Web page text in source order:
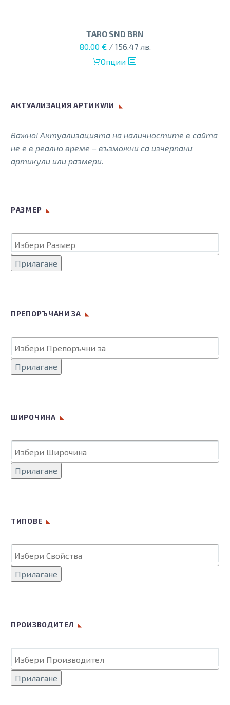
TARO SND BRN
Original
price
80.00 €Текущата
цена
/ 156.47 лв.
Опции
This
product
options
may
АКТУАЛИЗАЦИЯ АРТИКУЛИ
Важно! Актуализацията на наличностите в сайта
не е в реално време – възможни са изчерпани
артикули или размери.
РАЗМЕР
Прилагане
ПРЕПОРЪЧАНИ ЗА
Прилагане
ШИРОЧИНА
Прилагане
ТИПОВЕ
Прилагане
ПРОИЗВОДИТЕЛ
Прилагане